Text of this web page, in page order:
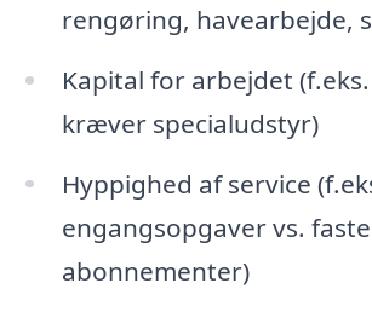
rengøring, havearbejde,
Kapital for arbejdet
kræver specialudstyr)
Hyppighed af service
engangsopgaver vs. faste
abonnementer)